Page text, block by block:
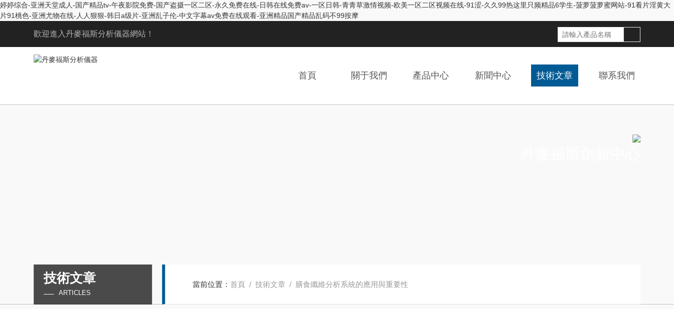
婷婷综合-亚洲天堂成人-国产精品tv-午夜影院免费-国产盗摄一区二区-永久免费在线-日韩在线免费av-一区日韩-青青草激情视频-欧美一区二区视频在线-91涩-久久99热这里只频精品6学生-菠萝菠萝蜜网站-91看片淫黄大
片91桃色-亚洲尤物在线-人人狠狠-韩日a级片-亚洲乱子伦-中文字幕av免费在线观看-亚洲精品国产精品乱码不99按摩
歡迎進入丹麥福斯分析儀器網站！
首頁 關于我們 產品中心 新聞中心 技術文章 聯系我們
技術文章
ARTICLES
當前位置：首頁 /技術文章 / 膳食纖維分析系統的應用與重要性